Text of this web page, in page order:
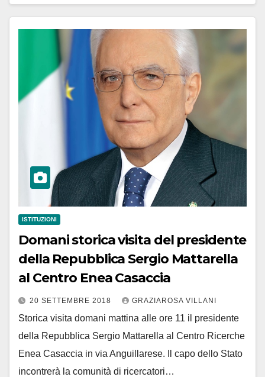
ISTITUZIONI
Domani storica visita del presidente
della Repubblica Sergio Mattarella
al Centro Enea Casaccia
20 SETTEMBRE 2018 GRAZIAROSA VILLANI
Storica visita domani mattina alle ore 11 il presidente
della Repubblica Sergio Mattarella al Centro Ricerche
Enea Casaccia in via Anguillarese. Il capo dello Stato
incontrerà la comunità di ricercatori…